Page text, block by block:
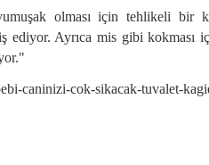
olması için tehlikeli bir
ediyor. Ayrıca mis gibi kokması
caninizi-cok-sikacak-tuvalet-